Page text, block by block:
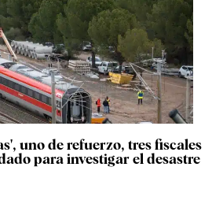
uno de refuerzo, tres fiscales
para investigar el desastre